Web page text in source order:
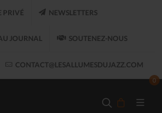
PRIVÉ NEWSLETTERS
JOURNAL SOUTENEZ-NOUS
CONTACT@LESALLUMESDUJAZZ.COM
0